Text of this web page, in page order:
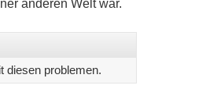
anderen Welt war.
diesen problemen.